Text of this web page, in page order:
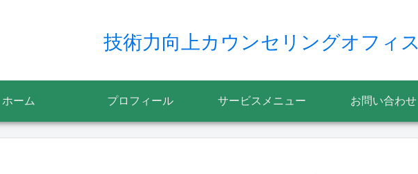
技術力向上カウンセリングオフィス
ホーム プロフィール サービスメニュー お問い合わせ